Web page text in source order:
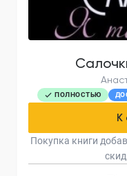
ПОЛНОСТЬЮ
К
Покупка книги